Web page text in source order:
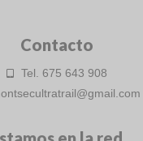
Contacto
Tel. 675 643 908